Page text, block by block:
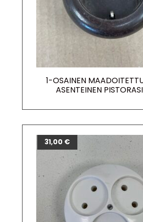
1-OSAINEN
ASENTEINEN
31,00 €